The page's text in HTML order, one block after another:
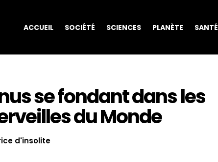
ACCUEIL SOCIÉTÉ SCIENCES PLANÈTE SANTÉ
se fondant dans les
du Monde
d'insolite